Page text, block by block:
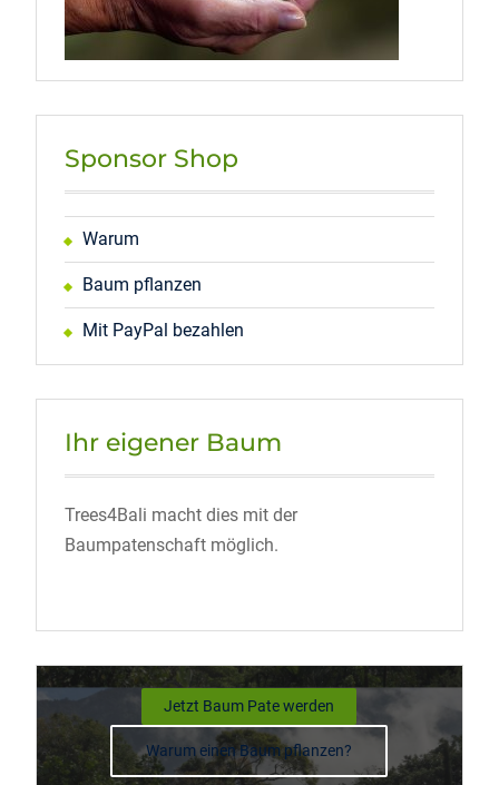
Sponsor Shop
Warum
Baum pflanzen
Mit PayPal bezahlen
Ihr eigener Baum
Trees4Bali macht dies mit der
Baumpatenschaft möglich.
Jetzt Baum Pate werden
Warum einen Baum pflanzen?